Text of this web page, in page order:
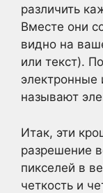
различить
Вместе они
видно на
или текст).
электронные
называют
Итак, эти
разрешение
пикселей в
четкость и